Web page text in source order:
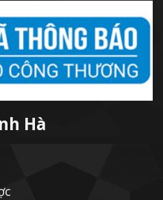
Hà